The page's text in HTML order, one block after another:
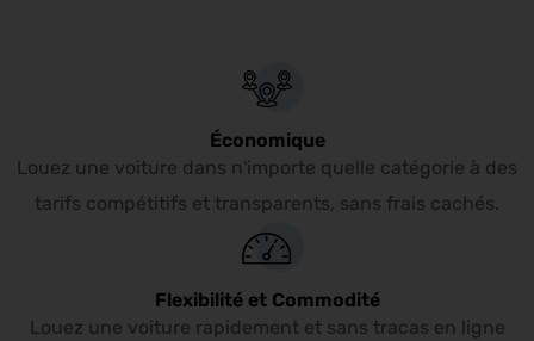
Économique
Louez une voiture dans n'importe quelle catégorie à des
tarifs compétitifs et transparents, sans frais cachés.
Flexibilité et Commodité
Louez une voiture rapidement et sans tracas en ligne